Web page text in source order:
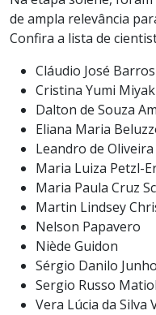
de ampla relevância
Confira a lista de
Cláudio José
Cristina Yumi
Dalton de Souza
Eliana Maria
Leandro de Oliveira
Maria Luiza Petzl-
Maria Paula Cruz
Martin Lindsey
Nelson Papavero
Niède Guidon
Sérgio Danilo
Sergio Russo
Vera Lúcia da Silva